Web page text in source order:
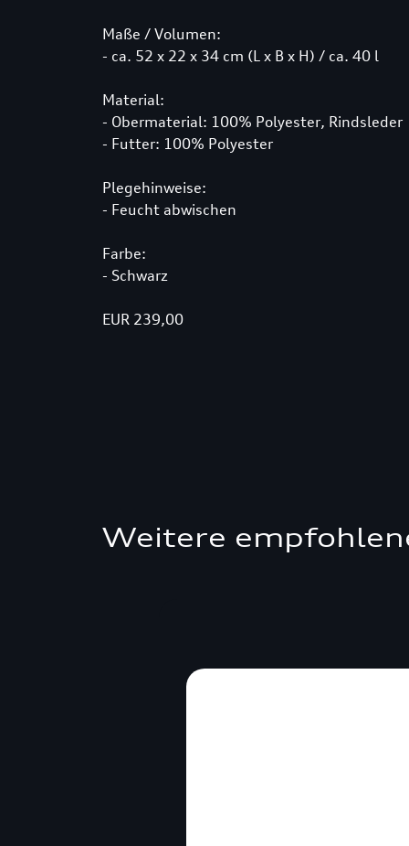
Maße / Volumen:
- ca. 52 x 22 x 34 cm (L x B x H) / ca. 40 l
Material:
- Obermaterial: 100% Polyester, Rindsleder
- Futter: 100% Polyester
Plegehinweise:
- Feucht abwischen
Farbe:
- Schwarz
EUR 239,00
Weitere